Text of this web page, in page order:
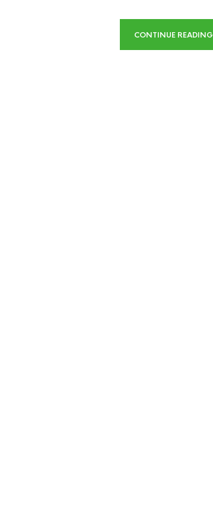
CONTINUE READING